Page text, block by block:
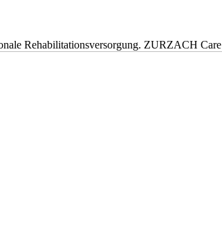
Rehabilitationsversorgung. ZURZACH